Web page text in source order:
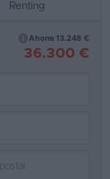
Renting
Ahorra 13.248 €
36.300 €